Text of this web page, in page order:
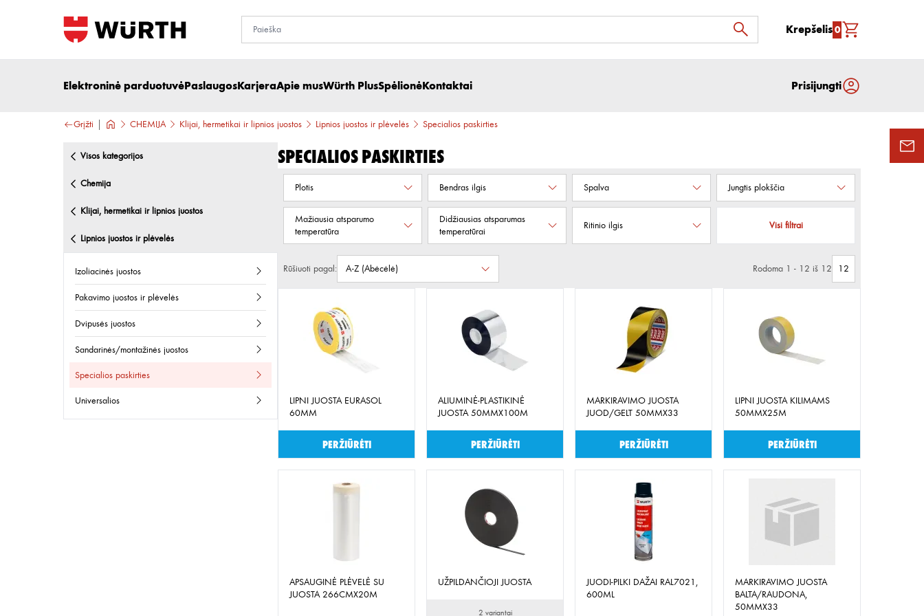
Krepšelis0
Elektroninė parduotuvėPaslaugosKarjeraApie musWürth PlusSpėlionėKontaktai Prisijungti
Grįžti CHEMIJA Klijai, hermetikai ir lipnios juostos Lipnios juostos ir plėvelės Specialios paskirties
visos kategorijos
chemija
klijai, hermetikai ir lipnios juostos
lipnios juostos ir plėvelės
izoliacinės juostos
pakavimo juostos ir plėvelės
dvipusės juostos
sandarinės/montažinės juostos
specialios paskirties
universalios
Specialios paskirties
Plotis Bendras ilgis Spalva Jungtis plokščia
Mažiausia atsparumo
temperatūra
Didžiausias atsparumas
temperatūrai
Ritinio ilgis Visi filtrai
Rūšiuoti pagal: Rodoma 1 - 12 iš 12
LIPNI JUOSTA EURASOL
60MM
Peržiūrėti
ALIUMINĖ-PLASTIKINĖ
JUOSTA 50MMX100M
Peržiūrėti
MARKIRAVIMO JUOSTA
JUOD/GELT 50MMX33
Peržiūrėti
LIPNI JUOSTA KILIMAMS
50MMX25M
Peržiūrėti
APSAUGINĖ PLĖVELĖ SU
JUOSTA 266CMX20M
UŽPILDANČIOJI JUOSTA
2 variantai
JUODI-PILKI DAŽAI RAL7021,
600ML
MARKIRAVIMO JUOSTA
BALTA/RAUDONA,
50MMX33